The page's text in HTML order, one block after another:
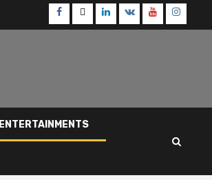
Facebook
TwitterLinkedin
VK Youtube
ENTERTAINMENTS